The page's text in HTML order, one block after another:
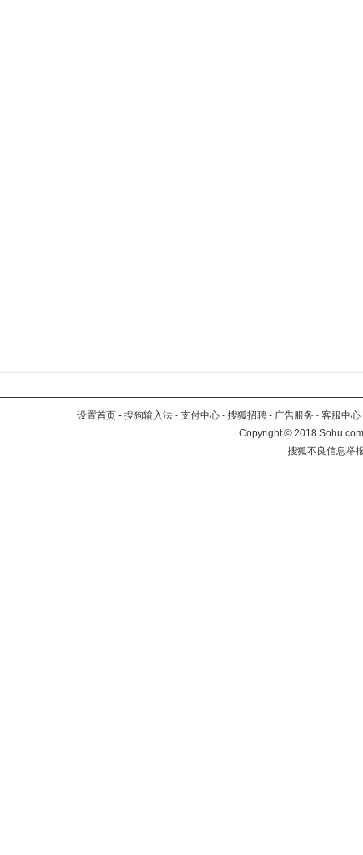
设置首页 - 搜狗输入法 - 支付中心 - 搜狐招聘 - 广告服务 - 客服中心
Copyright©2018
搜狐不良信息举